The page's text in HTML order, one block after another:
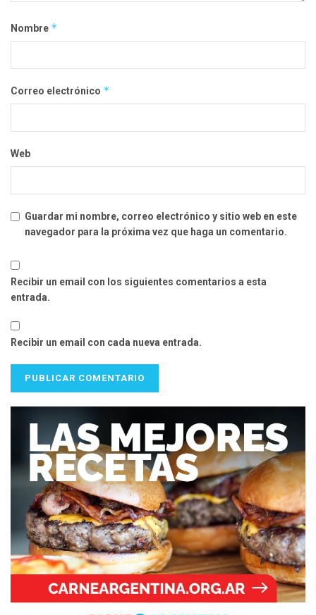
Nombre *
Correo electrónico *
Web
Guardar mi nombre, correo electrónico y sitio web en este
navegador para la próxima vez que haga un comentario.
Recibir un email con los siguientes comentarios a esta
entrada.
Recibir un email con cada nueva entrada.